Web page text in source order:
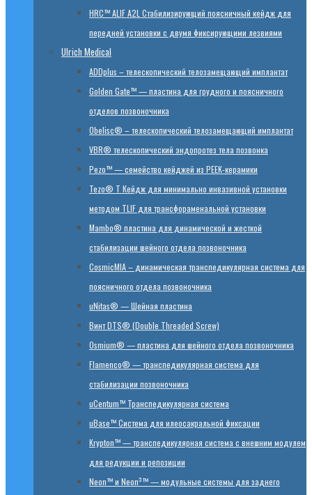
HRC™ ALIF A2L Стабилизирующий поясничный кейдж для
передней установки с двумя фиксирующими лезвиями
Ulrich Medical
ADDplus – телескопический телозамещающий имплантат
Golden Gate™ — пластина для грудного и поясничного
отделов позвоночника
Obelisc® – телескопический телозамещающий имплантат
VBR® телескопический эндопротез тела позвонка
Pezo™ — семейство кейджей из PEEK-керамики
Tezo® T Кейдж для минимально инвазивной установки
методом TLIF для трансфораменальной установки
Mambo® пластина для динамической и жесткой
стабилизации шейного отдела позвоночника
CosmicMIA – динамическая транспедикулярная система для
поясничного отдела позвоночника
uNitas® — Шейная пластина
Винт DTS® (Double Threaded Screw)
Osmium® — пластина для шейного отдела позвоночника
Flamenco® — транспедикулярная система для
стабилизации позвоночника
uCentum™ Транспедикулярная система
uBase™ Cистема для илеосакральной фиксации
Krypton™ — транспедикулярная система с внешним модулем
для редукции и репозиции
Neon™ и Neon³™ — модульные системы для заднего